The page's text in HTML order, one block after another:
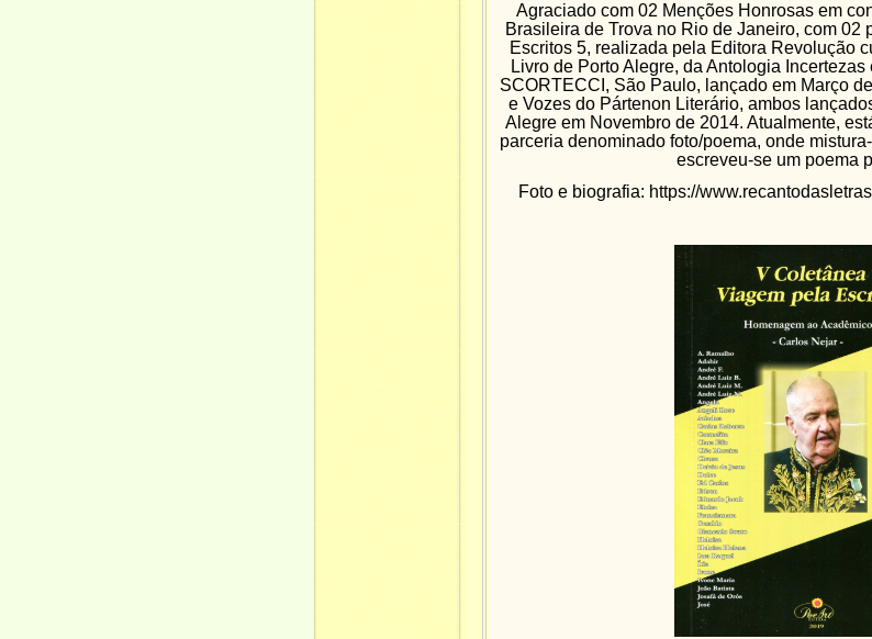
Agraciado com 02 Menções Honrosas em
Brasileira de Trova no Rio de Janeiro, com 02
Escritos 5, realizada pela Editora Revolução
Livro de Porto Alegre, da Antologia
SCORTECCI, São Paulo, lançado em Março
e Vozes do Pártenon Literário, ambos
Alegre em Novembro de 2014. Atualmente,
parceria denominado foto/poema, onde
escreveu-se um poema
Foto e biografia: https://